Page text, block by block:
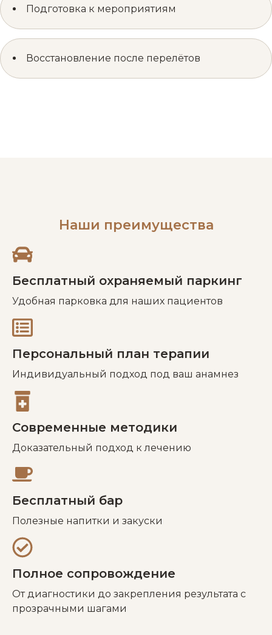
Подготовка к мероприятиям
Восстановление после перелётов
Наши преимущества
Бесплатный охраняемый паркинг
Удобная парковка для наших пациентов
Персональный план терапии
Индивидуальный подход под ваш анамнез
Современные методики
Доказательный подход к лечению
Бесплатный бар
Полезные напитки и закуски
Полное сопровождение
От диагностики до закрепления результата с
прозрачными шагами